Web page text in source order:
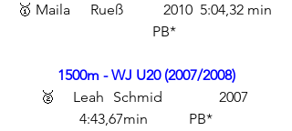
🥇 Maila 	Rueß 	2010 	5:04,32 min
	PB*
1500m - WJ U20 (2007/2008)
4:43,67min 	PB*